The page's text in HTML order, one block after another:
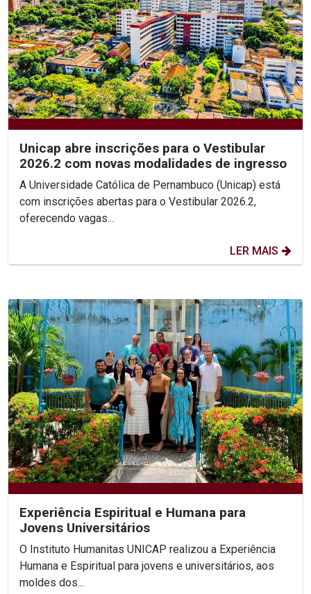
Unicap abre inscrições para o Vestibular
2026.2 com novas modalidades de ingresso
A Universidade Católica de Pernambuco (Unicap) está
com inscrições abertas para o Vestibular 2026.2,
oferecendo vagas...
LER MAIS
Experiência Espiritual e Humana para
Jovens Universitários
O Instituto Humanitas UNICAP realizou a Experiência
Humana e Espiritual para jovens e universitários, aos
moldes dos...